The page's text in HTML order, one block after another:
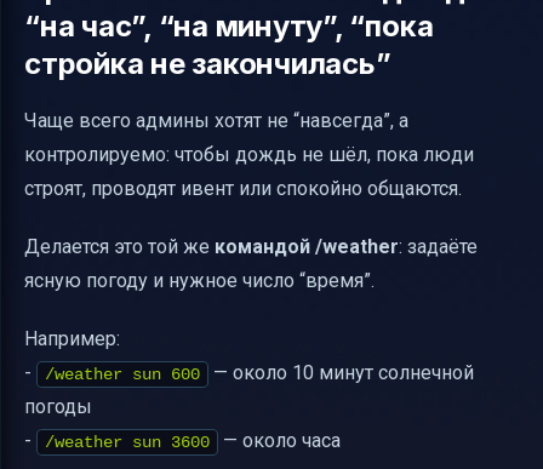
“на час”, “на минуту”, “пока
стройка не закончилась”
Чаще всего админы хотят не “навсегда”, а
контролируемо: чтобы дождь не шёл, пока люди
строят, проводят ивент или спокойно общаются.
Делается это той же командой /weather: задаёте
ясную погоду и нужное число “время”.
Например:
-
/weather sun 600
— около 10 минут солнечной
погоды
-
/weather sun 3600 — около часа